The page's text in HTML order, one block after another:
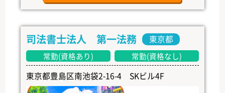
司法書士法人 第一法務 東京都
常勤(資格あり) 常勤(資格なし)
東京都豊島区南池袋2-16-4 SKビル4F